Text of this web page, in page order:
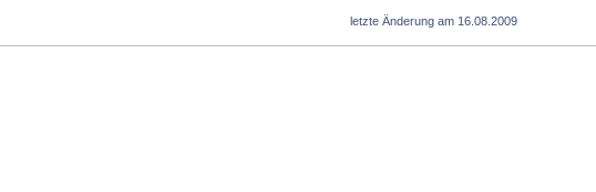
letzte Änderung am 16.08.2009